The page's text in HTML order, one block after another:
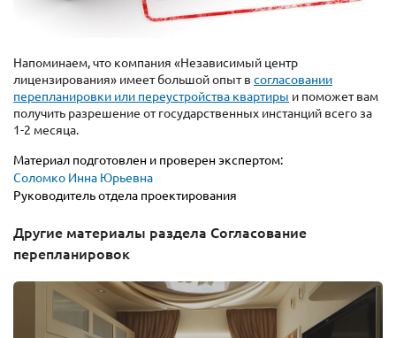
Напоминаем, что компания «Независимый центр
лицензирования» имеет большой опыт в согласовании
перепланировки или переустройства квартиры и поможет вам
получить разрешение от государственных инстанций всего за
1-2 месяца.
Материал подготовлен и проверен экспертом:
Соломко Инна Юрьевна
Руководитель отдела проектирования
Другие материалы раздела Согласование
перепланировок